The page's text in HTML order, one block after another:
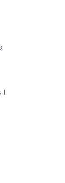
I.